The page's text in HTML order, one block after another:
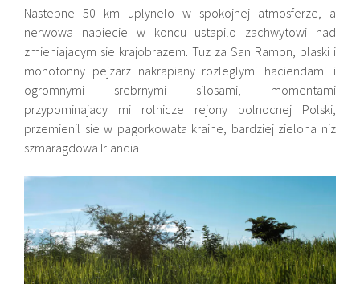
Nastepne 50 km uplynelo w spokojnej atmosferze, a
nerwowa napiecie w koncu ustapilo zachwytowi nad
zmieniajacym sie krajobrazem. Tuz za San Ramon, plaski i
monotonny pejzarz nakrapiany rozleglymi haciendami i
ogromnymi srebrnymi silosami, momentami
przypominajacy mi rolnicze rejony polnocnej Polski,
przemienil sie w pagorkowata kraine, bardziej zielona niz
szmaragdowa Irlandia!